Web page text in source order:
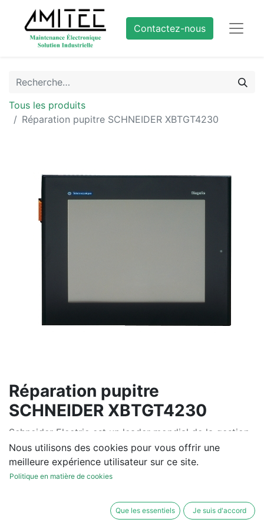
Contactez-nous
Tous les produits
Réparation pupitre SCHNEIDER XBTGT4230
Réparation pupitre
SCHNEIDER XBTGT4230
Schneider Electric est un leader mondial de la gestion
de l’énergie et de l’automatisation industrielle. Sa
division dédiée aux solutions de contrôle moteur offre
une gamme complète et intégrée de produits pour les
IHM (Interfaces Homme-Machine) : Vijeo Designer,
Nous utilisons des cookies pour vous offrir une
meilleure expérience utilisateur sur ce site.
Politique en matière de cookies
Que les essentiels Je suis d'accord